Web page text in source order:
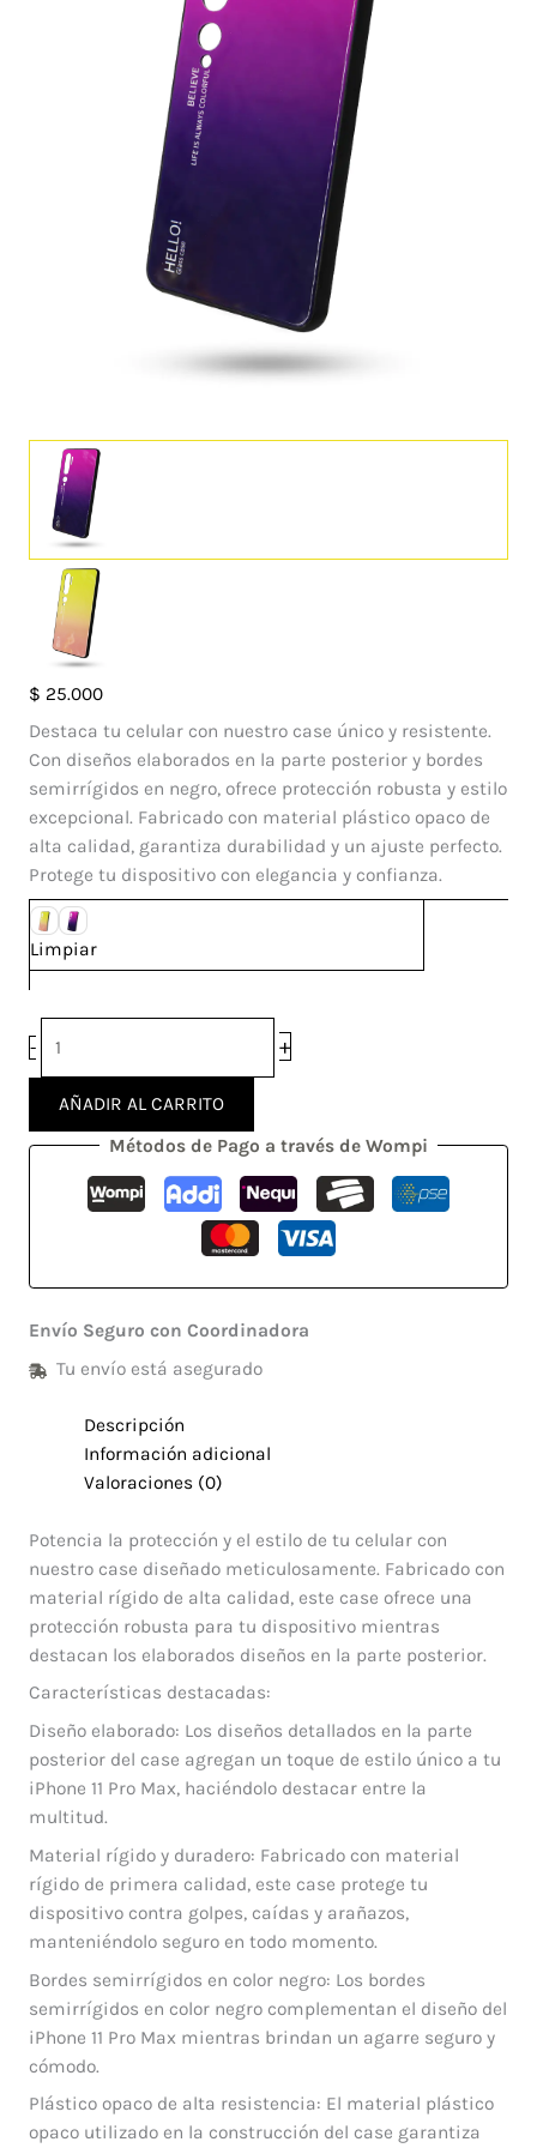
$ 25.000
Destaca tu celular con nuestro case único y resistente.
Con diseños elaborados en la parte posterior y bordes
semirrígidos en negro, ofrece protección robusta y estilo
excepcional. Fabricado con material plástico opaco de
alta calidad, garantiza durabilidad y un ajuste perfecto.
Protege tu dispositivo con elegancia y confianza.
Limpiar
-
Case
Diseño
Xiaomi
10
cantidad
+
AÑADIR AL CARRITO
Métodos de Pago a través de Wompi
Envío Seguro con Coordinadora
Tu envío está asegurado
Descripción
Información adicional
Valoraciones (0)
Potencia la protección y el estilo de tu celular con
nuestro case diseñado meticulosamente. Fabricado con
material rígido de alta calidad, este case ofrece una
protección robusta para tu dispositivo mientras
destacan los elaborados diseños en la parte posterior.
Características destacadas:
Diseño elaborado: Los diseños detallados en la parte
posterior del case agregan un toque de estilo único a tu
iPhone 11 Pro Max, haciéndolo destacar entre la
multitud.
Material rígido y duradero: Fabricado con material
rígido de primera calidad, este case protege tu
dispositivo contra golpes, caídas y arañazos,
manteniéndolo seguro en todo momento.
Bordes semirrígidos en color negro: Los bordes
semirrígidos en color negro complementan el diseño del
iPhone 11 Pro Max mientras brindan un agarre seguro y
cómodo.
Plástico opaco de alta resistencia: El material plástico
opaco utilizado en la construcción del case garantiza